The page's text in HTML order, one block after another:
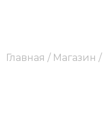
Главная / Магазин /